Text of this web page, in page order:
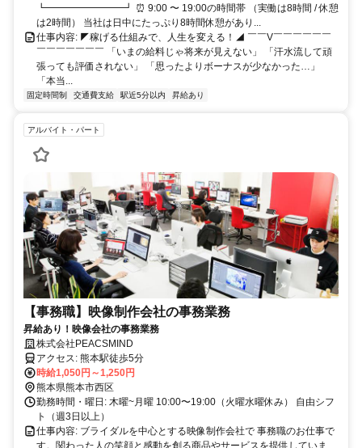
┗━━━━━━━━┛ ⏰ 9:00 〜 19:00の時間帯 （実働は8時間 / 休憩
は2時間） 当社は日中にたっぷり8時間休憩があり...
仕事内容: ◤稼げる仕組みで、人生を変える！◢ ￣￣V￣￣￣￣￣￣
￣￣￣￣￣￣￣ 「いまの給料じゃ将来が見えない」 「汗水流して頑
張っても評価されない」 「思ったよりボーナスが少なかった…」
「本当...
固定時間制 交通費支給 駅近5分以内 昇給あり
アルバイト・パート
【事務職】映像制作会社の事務業務
昇給あり！映像会社の事務業務
株式会社PEACSMIND
アクセス: 熊本駅徒歩5分
時給1,050円～1,250円
熊本県熊本市西区
勤務時間・曜日: 木曜~月曜 10:00〜19:00（火曜水曜休み） 自由シフ
ト（週3日以上）
仕事内容: ブライダルを中心とする映像制作会社で 事務職のお仕事で
す。関わった人の笑顔と感動を創る商品やサービスを提供していま